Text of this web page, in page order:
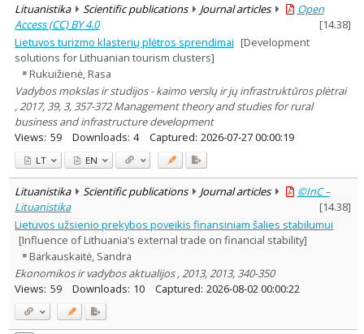
Lituanistika Scientific publications Journal articles
Open
Access (CC) BY 4.0
[14.38]
Lietuvos turizmo klasterių plėtros sprendimai [Development
solutions for Lithuanian tourism clusters]
Rukuižienė, Rasa
Vadybos mokslas ir studijos - kaimo verslų ir jų infrastruktūros plėtrai
, 2017, 39, 3, 357-372 Management theory and studies for rural
business and infrastructure development
Views: 59 Downloads: 4 Captured: 2026-07-27 00:00:19
LT EN
Lituanistika Scientific publications Journal articles
©InC –
Lituanistika
[14.38]
Lietuvos užsienio prekybos poveikis finansiniam šalies stabilumui
[Influence of Lithuania‘s external trade on financial stability]
Barkauskaitė, Sandra
Ekonomikos ir vadybos aktualijos , 2013, 2013, 340-350
Views: 59 Downloads: 10 Captured: 2026-08-02 00:00:22